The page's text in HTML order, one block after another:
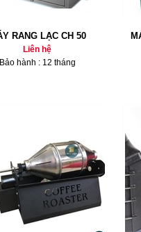
RANG LẠC CH 50
Liên hệ
Bảo hành : 12 tháng